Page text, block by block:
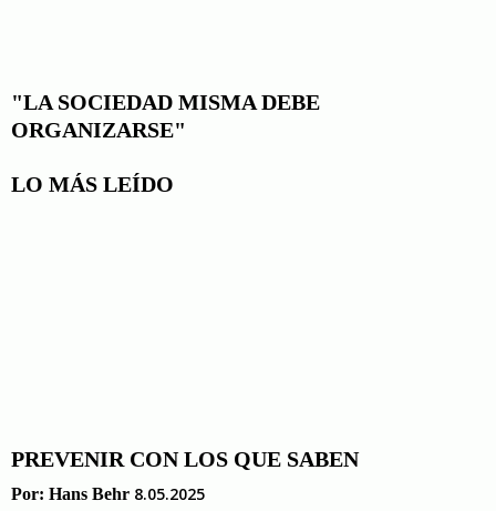
"LA SOCIEDAD MISMA DEBE
ORGANIZARSE"
LO MÁS LEÍDO
PREVENIR CON LOS QUE SABEN
Por: Hans Behr 8.05.2025